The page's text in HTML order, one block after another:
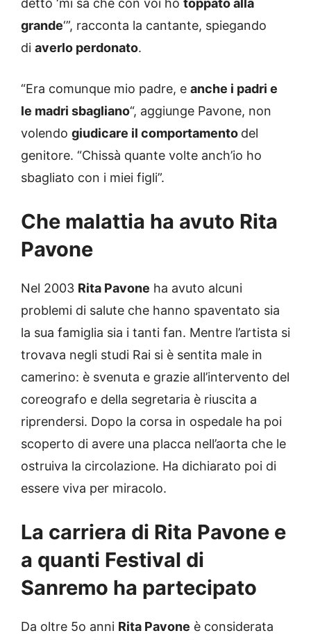
detto ‘mi sa che con voi ho toppato alla
grande‘”, racconta la cantante, spiegando
di averlo perdonato.
“Era comunque mio padre, e anche i padri e
le madri sbagliano“, aggiunge Pavone, non
volendo giudicare il comportamento del
genitore. “Chissà quante volte anch’io ho
sbagliato con i miei figli”.
Che malattia ha avuto Rita
Pavone
Nel 2003 Rita Pavone ha avuto alcuni
problemi di salute che hanno spaventato sia
la sua famiglia sia i tanti fan. Mentre l’artista si
trovava negli studi Rai si è sentita male in
camerino: è svenuta e grazie all’intervento del
coreografo e della segretaria è riuscita a
riprendersi. Dopo la corsa in ospedale ha poi
scoperto di avere una placca nell’aorta che le
ostruiva la circolazione. Ha dichiarato poi di
essere viva per miracolo.
La carriera di Rita Pavone e
a quanti Festival di
Sanremo ha partecipato
Da oltre 5o anni Rita Pavone è considerata